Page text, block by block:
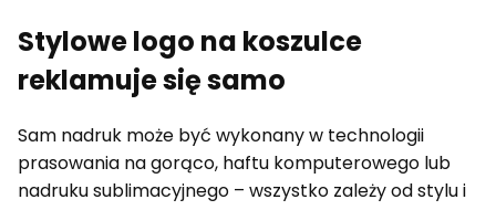
Stylowe logo na koszulce
reklamuje się samo
Sam nadruk może być wykonany w technologii
prasowania na gorąco, haftu komputerowego lub
nadruku sublimacyjnego – wszystko zależy od stylu i